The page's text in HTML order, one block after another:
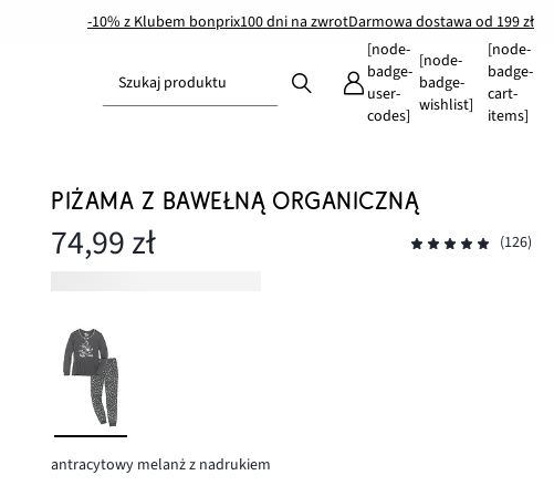
-10% z Klubem bonprix100 dni na zwrotDarmowa dostawa od 199 zł
Szukaj produktu
[node-
badge-
user-
codes]
[node-
badge-
wishlist]
[node-
badge-
cart-
items]
PIŻAMA Z BAWEŁNĄ ORGANICZNĄ
74,99 zł (126)
antracytowy melanż z nadrukiem